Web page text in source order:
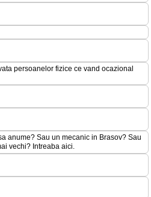
persoanelor fizice ce vand ocazional
anume? Sau un mecanic in Brasov? Sau
vechi? Intreaba aici.